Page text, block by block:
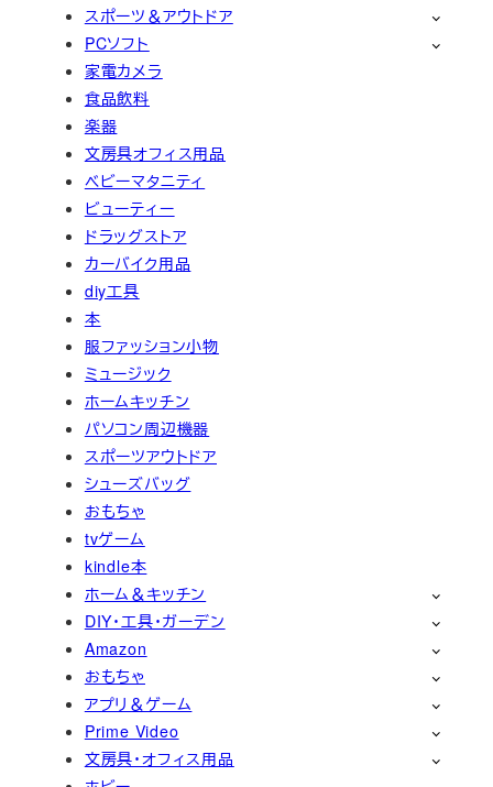
スポーツ＆アウトドア
PCソフト
家電カメラ
食品飲料
楽器
文房具オフィス用品
ベビーマタニティ
ビューティー
ドラッグストア
カーバイク用品
diy工具
本
服ファッション小物
ミュージック
ホームキッチン
パソコン周辺機器
スポーツアウトドア
シューズバッグ
おもちゃ
tvゲーム
kindle本
ホーム＆キッチン
DIY・工具・ガーデン
Amazon
おもちゃ
アプリ＆ゲーム
Prime Video
文房具・オフィス用品